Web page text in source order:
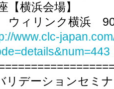
【横浜会場】
ィリンク横浜 901
www.clc-
リデーションセミ